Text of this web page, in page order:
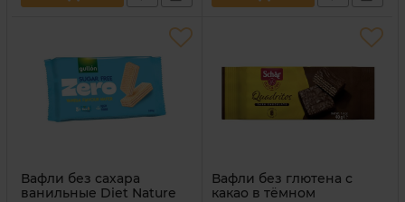
Вафли без сахара
ванильные Diet Nature
Вафли без глютена с
какао в тёмном